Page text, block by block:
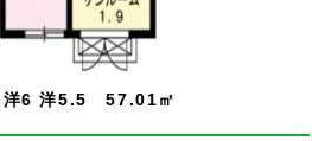
6 洋5.5 57.01㎡